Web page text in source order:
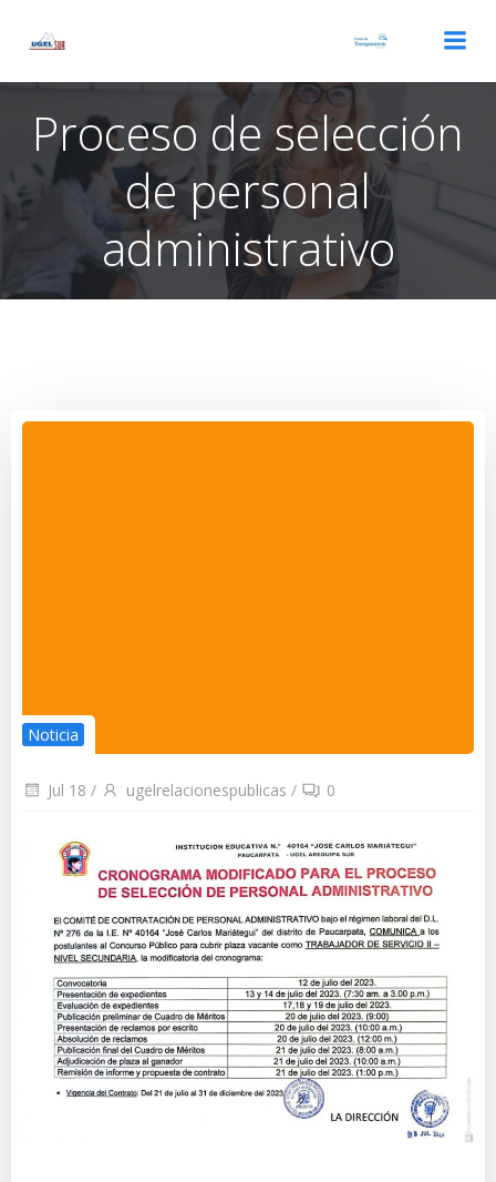
Proceso de selección
de personal
administrativo
Noticia
Jul 18 / ugelrelacionespublicas / 0